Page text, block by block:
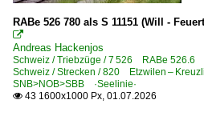
4 456 Re 456
Privatbahnen | historisch
Thurbo AG ·MThB· 2003-
RABe 526 780 als S 11151 (Will -

Andreas Hackenjos
Schweiz / Triebzüge / 7 526 RABe 526.6
Schweiz / Strecken / 820 Etzwilen –
SNB>NOB>SBB ·Seelinie·
 43 1600x1000 Px, 01.07.2026